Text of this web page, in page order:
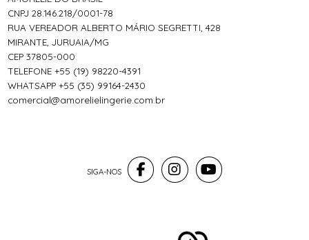
CNPJ 28.146.218/0001-78
RUA VEREADOR ALBERTO MÁRIO SEGRETTI, 428
MIRANTE, JURUAIA/MG
CEP 37805-000
TELEFONE +55 (19) 98220-4391
WHATSAPP +55 (35) 99164-2430
comercial@amorelielingerie.com.br